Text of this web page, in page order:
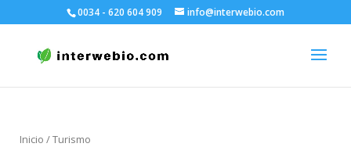
0034 - 620 604 909 info@interwebio.com
Inicio / Turismo